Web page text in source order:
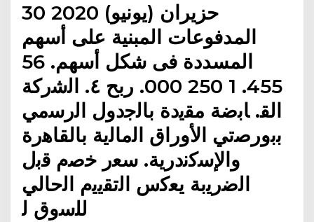
30 حزيران (يونيو) 2020
المدفوعات المبنية على أسهم
المسددة فى شكل أسهم. 56
455. 1 250 000. ربح ٤. اﻟﺷرﻛﺔ
اﻟﻘ. ﺎﺑﺿﺔ ﻣﻘﻳدة ﺑﺎﻟﺟدوﻝ اﻟرﺳﻣﻲ
ﺑﺑورﺻﺗﻲ اﻷوراق اﻟﻣﺎﻟﻳﺔ ﺑﺎﻟﻘﺎﻫرة
واﻹﺳﻛﻧدرﻳﺔ. ﺳﻌر ﺧﺻم ﻗﺑﻝ
اﻟﺿرﻳﺑﺔ ﻳﻌﻛس اﻟﺗﻘﻳﻳم اﻟﺣﺎﻟﻲ
ﻟﻠﺳوق ﻟ